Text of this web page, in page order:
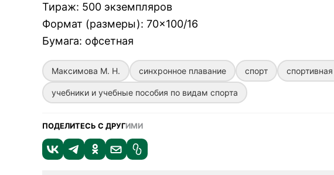
Тираж: 500 экземпляров
Формат (размеры): 70×100/16
Бумага: офсетная
Максимова М. Н. синхронное плавание спорт
учебники и учебные пособия по видам спорта
ПОДЕЛИТЕСЬ С ДРУГИМИ